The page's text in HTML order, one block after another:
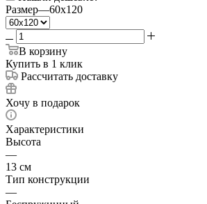
Размер—60x120
В корзину
Купить в 1 клик
Рассчитать доставку
Хочу в подарок
Характеристики
Высота
—
13 см
Тип конструкции
—